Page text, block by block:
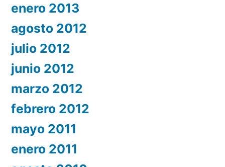
enero 2013
agosto 2012
julio 2012
junio 2012
marzo 2012
febrero 2012
mayo 2011
enero 2011